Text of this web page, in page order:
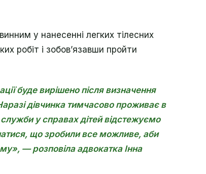
у нанесенні легких тілесних
робіт і зобов’язавши пройти
буде вирішено після визначення
дівчинка тимчасово проживає в
у справах дітей відстежуємо
що зробили все можливе, аби
— розповіла адвокатка Інна